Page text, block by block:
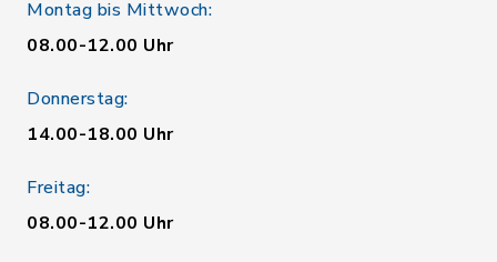
Montag bis Mittwoch:
08.00-12.00 Uhr
Donnerstag:
14.00-18.00 Uhr
Freitag:
08.00-12.00 Uhr